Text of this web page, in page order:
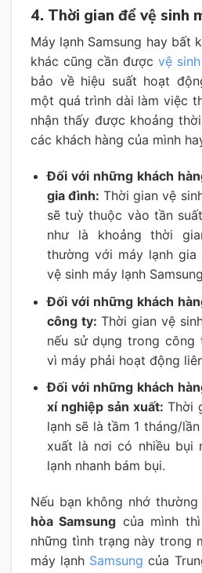
4. Thời gian để vệ sinh
Máy lạnh Samsung hay bất
khác cũng cần được vệ sinh
bảo về hiệu suất hoạt
một quá trình dài làm việc
nhận thấy được khoảng
các khách hàng của mình
Đối với những khách
gia đình: Thời gian vệ
sẽ tuỳ thuộc vào tần
như là khoảng thời
thường với máy lạnh
vệ sinh máy lạnh
Đối với những khách
công ty: Thời gian vệ
nếu sử dụng trong
vì máy phải hoạt động
Đối với những khách
xí nghiệp sản xuất:Thời
lạnh sẽ là tầm 1 tháng/
xuất là nơi có nhiều bụi
lạnh nhanh bám bụi.
Nếu bạn không nhớ thường
hòa Samsung của mình
những tình trạng này trong
máy lạnh Samsung của